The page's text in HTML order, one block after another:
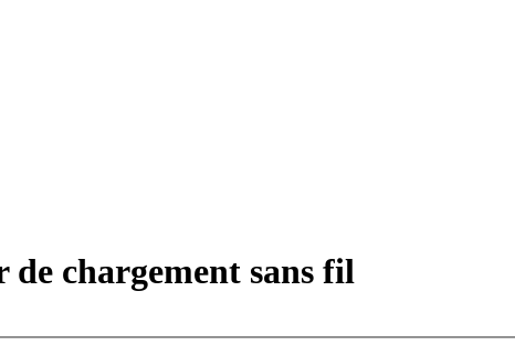
chargement sans fil